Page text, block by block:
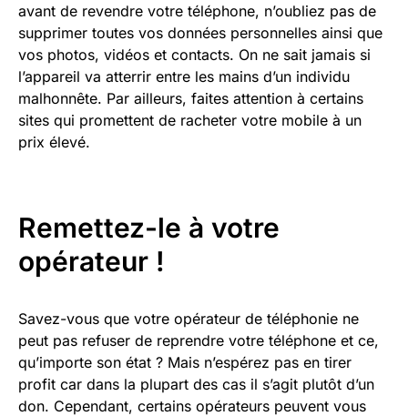
avant de revendre votre téléphone, n’oubliez pas de
supprimer toutes vos données personnelles ainsi que
vos photos, vidéos et contacts. On ne sait jamais si
l’appareil va atterrir entre les mains d’un individu
malhonnête. Par ailleurs, faites attention à certains
sites qui promettent de racheter votre mobile à un
prix élevé.
Remettez-le à votre
opérateur !
Savez-vous que votre opérateur de téléphonie ne
peut pas refuser de reprendre votre téléphone et ce,
qu’importe son état ? Mais n’espérez pas en tirer
profit car dans la plupart des cas il s’agit plutôt d’un
don. Cependant, certains opérateurs peuvent vous